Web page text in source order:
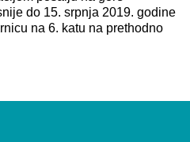
do 15. srpnja 2019. godine
na 6. katu na prethodno